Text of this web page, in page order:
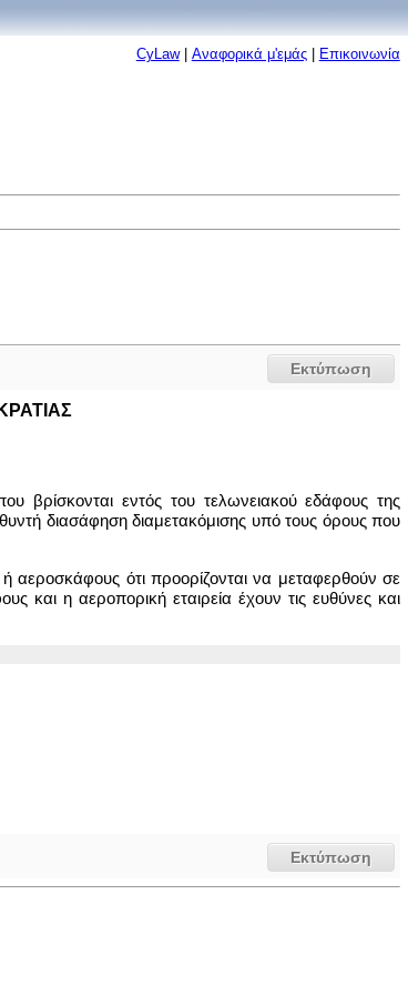
CyLaw| Αναφορικά μ'εμάς| Επικοινωνία
Εκτύπωση
βρίσκονται εντός του τελωνειακού εδάφους της
διασάφηση διαμετακόμισης υπό τους όρους που
αεροσκάφους ότι προορίζονται να μεταφερθούν σε
και η αεροπορική εταιρεία έχουν τις ευθύνες και
Εκτύπωση